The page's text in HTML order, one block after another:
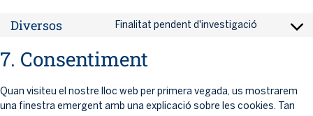
Diversos Finalitat pendent d'investigació
7. Consentiment
Quan visiteu el nostre lloc web per primera vegada, us mostrarem
una finestra emergent amb una explicació sobre les cookies. Tan